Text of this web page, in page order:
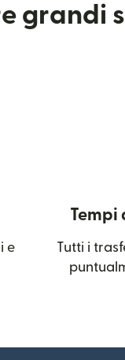
grandi
e
apre in una
Tempi
Tutti i